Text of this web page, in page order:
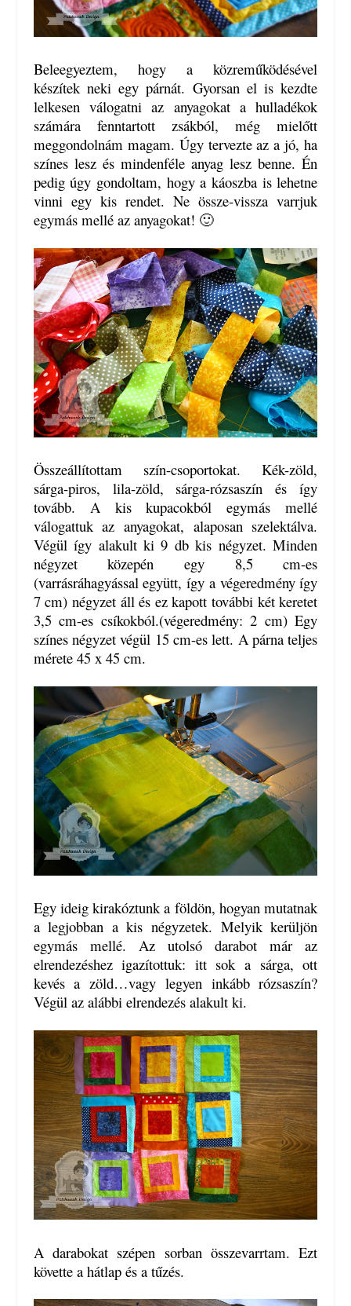
Beleegyeztem, hogy a közreműködésével
készítek neki egy párnát. Gyorsan el is kezdte
lelkesen válogatni az anyagokat a hulladékok
számára fenntartott zsákból, még mielőtt
meggondolnám magam. Úgy tervezte az a jó, ha
színes lesz és mindenféle anyag lesz benne. Én
pedig úgy gondoltam, hogy a káoszba is lehetne
vinni egy kis rendet. Ne össze-vissza varrjuk
egymás mellé az anyagokat! 🙂
Összeállítottam szín-csoportokat. Kék-zöld,
sárga-piros, lila-zöld, sárga-rózsaszín és így
tovább. A kis kupacokból egymás mellé
válogattuk az anyagokat, alaposan szelektálva.
Végül így alakult ki 9 db kis négyzet. Minden
négyzet közepén egy 8,5 cm-es
(varrásráhagyással együtt, így a végeredmény így
7 cm) négyzet áll és ez kapott további két keretet
3,5 cm-es csíkokból.(végeredmény: 2 cm) Egy
színes négyzet végül 15 cm-es lett. A párna teljes
mérete 45 x 45 cm.
Egy ideig kirakóztunk a földön, hogyan mutatnak
a legjobban a kis négyzetek. Melyik kerüljön
egymás mellé. Az utolsó darabot már az
elrendezéshez igazítottuk: itt sok a sárga, ott
kevés a zöld…vagy legyen inkább rózsaszín?
Végül az alábbi elrendezés alakult ki.
A darabokat szépen sorban összevarrtam. Ezt
követte a hátlap és a tűzés.